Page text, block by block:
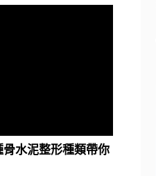
水泥整形種類帶你